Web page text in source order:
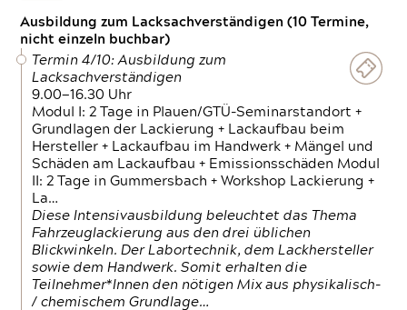
Ausbildung zum Lacksachverständigen (10 Termine,
nicht einzeln buchbar)
Termin 4/10: Ausbildung zum
Lacksachverständigen
9.00—16.30 Uhr
Modul I: 2 Tage in Plauen/GTÜ-Seminarstandort +
Grundlagen der Lackierung + Lackaufbau beim
Hersteller + Lackaufbau im Handwerk + Mängel und
Schäden am Lackaufbau + Emissionsschäden Modul
II: 2 Tage in Gummersbach + Workshop Lackierung +
La…
Diese Intensivausbildung beleuchtet das Thema
Fahrzeuglackierung aus den drei üblichen
Blickwinkeln. Der Labortechnik, dem Lackhersteller
sowie dem Handwerk. Somit erhalten die
Teilnehmer*Innen den nötigen Mix aus physikalisch-
/ chemischem Grundlage…